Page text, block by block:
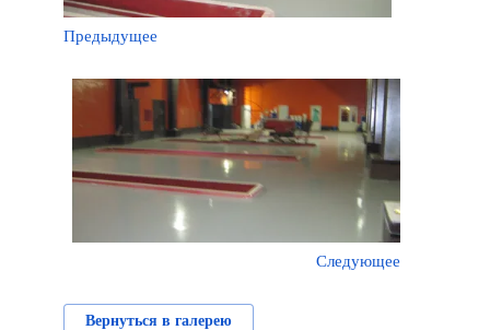
Предыдущее
Следующее
Вернуться в галерею